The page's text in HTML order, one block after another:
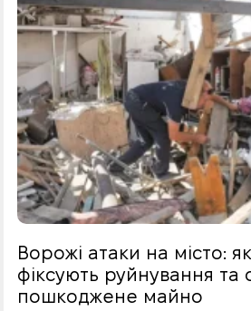
Ворожі атаки на місто:
фіксують руйнування та
пошкоджене майно